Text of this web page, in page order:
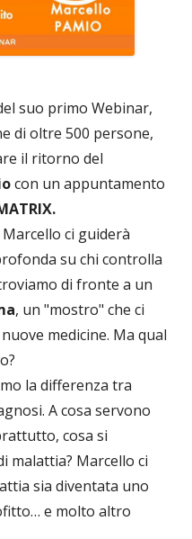
suo primo Webinar,
di oltre 500 persone,
il ritorno del
con un appuntamento
ci guiderà
su chi controlla
di fronte a un
, un "mostro" che ci
medicine. Ma qual
la differenza tra
A cosa servono
cosa si
malattia? Marcello ci
sia diventata uno
e molto altro